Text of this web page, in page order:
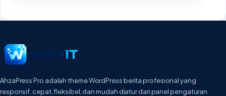
AhzaPress Pro adalah theme WordPress berita profesional yang
responsif, cepat, fleksibel, dan mudah diatur dari panel pengaturan.